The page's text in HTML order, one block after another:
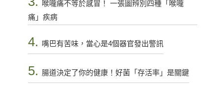
喉嚨痛不等於感冒！ 一張圖辨別四種「喉嚨
痛」疾病
4. 嘴巴有苦味，當心是4個器官發出警訊
5. 腸道決定了你的健康！好菌「存活率」是關鍵